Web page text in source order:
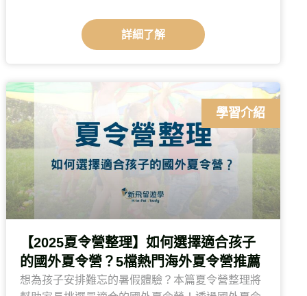
詳細了解
學習介紹
【2025夏令營整理】如何選擇適合孩子
的國外夏令營？5檔熱門海外夏令營推薦
想為孩子安排難忘的暑假體驗？本篇夏令營整理將